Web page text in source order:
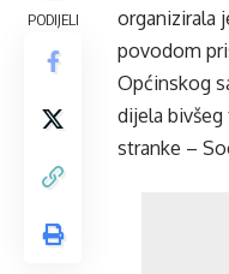
PODIJELI
organizirala
povodom
Općinskog
dijela
stranke –